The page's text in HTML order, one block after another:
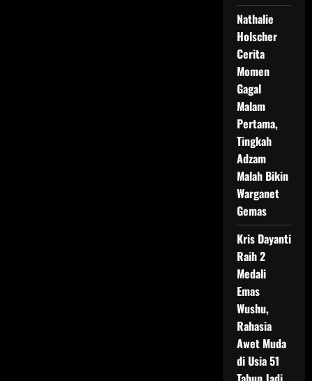
Nathalie
Holscher
Cerita
Momen
Gagal
Malam
Pertama,
Tingkah
Adzam
Malah Bikin
Warganet
Gemas
Kris Dayanti
Raih 2
Medali
Emas
Wushu,
Rahasia
Awet Muda
di Usia 51